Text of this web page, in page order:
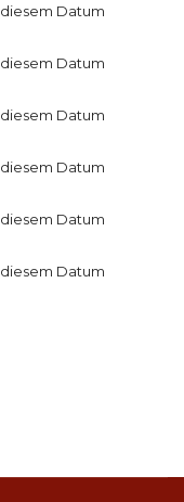
Datum
Datum
Datum
Datum
Datum
Datum